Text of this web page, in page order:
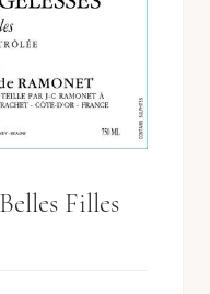
Filles